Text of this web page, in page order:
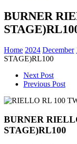
BURNER
Home 2024 December
STAGE)RL100
Next Post
Previous Post
BURNER
STAGE)RL100